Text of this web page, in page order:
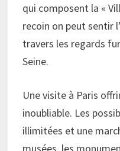
qui composent la «
recoin on peut sentir
travers les regards
Seine.
Une visite à Paris
inoubliable. Les
illimitées et une
musées, les